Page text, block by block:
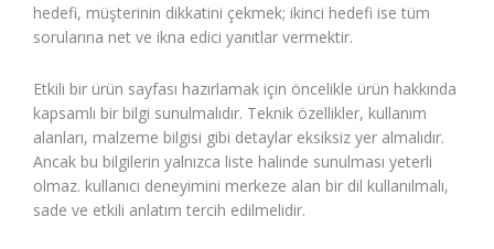
hedefi, müşterinin dikkatini çekmek; ikinci hedefi ise tüm
sorularına net ve ikna edici yanıtlar vermektir.
Etkili bir ürün sayfası hazırlamak için öncelikle ürün hakkında
kapsamlı bir bilgi sunulmalıdır. Teknik özellikler, kullanım
alanları, malzeme bilgisi gibi detaylar eksiksiz yer almalıdır.
Ancak bu bilgilerin yalnızca liste halinde sunulması yeterli
olmaz. kullanıcı deneyimini merkeze alan bir dil kullanılmalı,
sade ve etkili anlatım tercih edilmelidir.